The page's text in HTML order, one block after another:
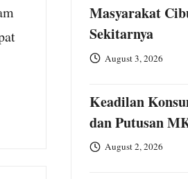
Masyarakat
Sekitarnya
August 3, 2026
Keadilan
dan Putusan
August 2, 2026